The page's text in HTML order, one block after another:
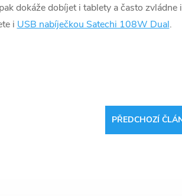
dokáže dobíjet i tablety a často
i USB nabíječkou Satechi 108W Dual.
PŘEDCHOZÍ